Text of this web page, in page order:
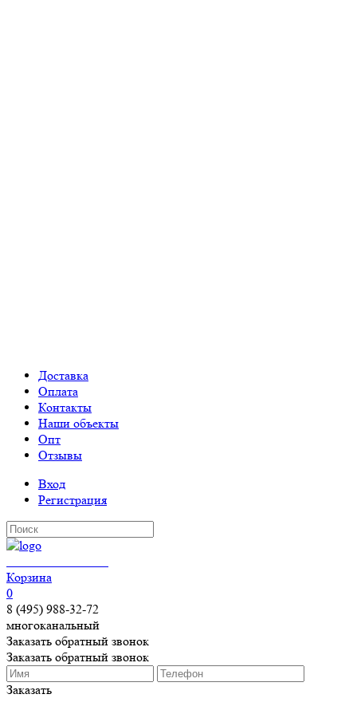
Доставка
Оплата
Контакты
Наши объекты
Опт
Отзывы
Вход
Регистрация
Корзина
0
8 (495) 988-32-72
многоканальный
Заказать обратный звонок
Заказать обратный звонок
Заказать